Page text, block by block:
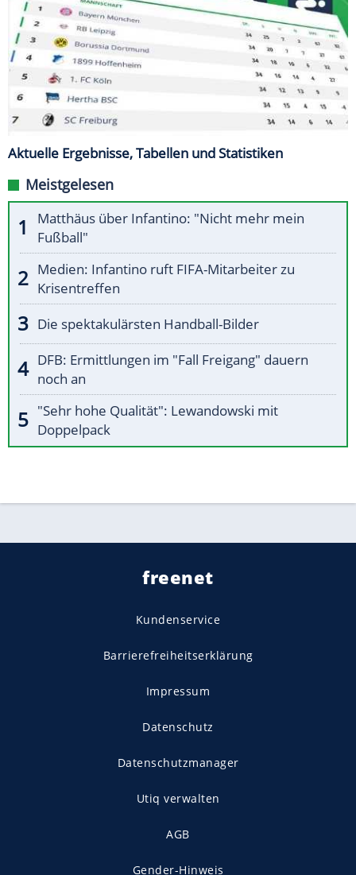
Aktuelle Ergebnisse, Tabellen und Statistiken
Meistgelesen
Matthäus über Infantino: "Nicht mehr mein
Fußball"
Medien: Infantino ruft FIFA-Mitarbeiter zu
Krisentreffen
Die spektakulärsten Handball-Bilder
DFB: Ermittlungen im "Fall Freigang" dauern
noch an
"Sehr hohe Qualität": Lewandowski mit
Doppelpack
freenet
Kundenservice
Barrierefreiheitserklärung
Impressum
Datenschutz
Datenschutzmanager
Utiq verwalten
AGB
Gender-Hinweis